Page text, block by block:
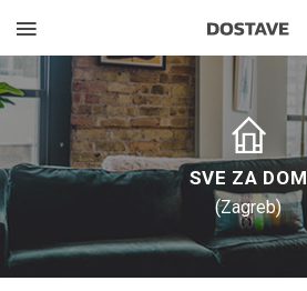
SVE ZA DOM
(Zagreb)